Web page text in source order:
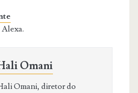
Omani
Omani, diretor do